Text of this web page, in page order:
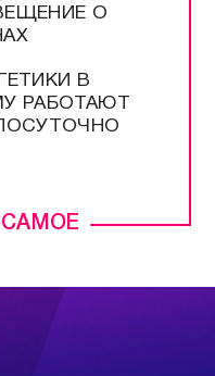
О
В
РАБОТАЮТ